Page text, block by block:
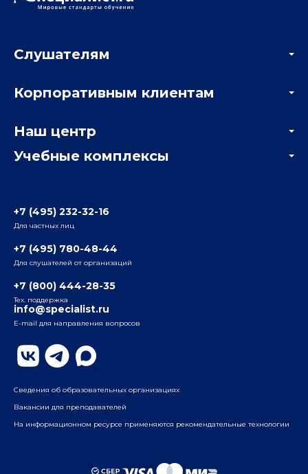
Учебные комплексы
Радио
ул. Радио, д.24, корпус 1, 2-й подъезд, 2-й этаж
ул. Воронцовская, д. 35Б, корп.2, 5-й этаж
Бауманский
ул. Бауманская, д. 6, стр. 2, бизнес-центр «Виктория
Плаза», 4-й этаж
Слушателям
Мастер-классы и вебинары
Корпоративным клиентам
Отзывы компаний
Наш центр
Информация о центре
+7 (495) 232-32-16
Для частных лиц
+7 (495) 780-48-44
Для слушателей от организаций
+7 (800) 444-28-35
Тех. поддержка
info@specialist.ru
E-mail для направления вопросов
Сведения об образовательных организациях
Вакансии для преподавателей
На информационном ресурсе применяются рекомендательные технологии